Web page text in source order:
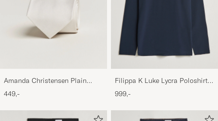
Amanda Christensen Plain
Classic Tie 8 cm White
449,-
Filippa K Luke Lycra Poloshirt
Navy
999,-